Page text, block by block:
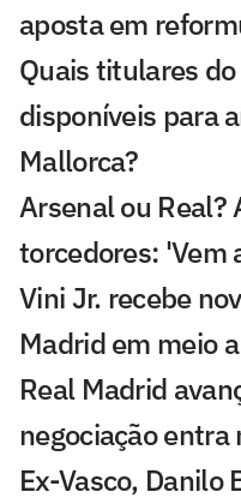
aposta em
Quais titulares
disponíveis para
Mallorca?
Arsenal ou
torcedores: 'Vem
Vini Jr. recebe
Madrid em meio
Real Madrid
negociação entra
Ex-Vasco, Danilo